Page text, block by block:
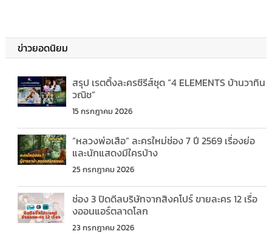
ข่าวยอดนิยม
สรุป เรตติ้งละครซีรีส์ชุด “4 ELEMENTS บ้านวาทิน
วณิช”
15 กรกฎาคม 2026
“หลวงพ่อเสือ” ละครใหม่ช่อง 7 ปี 2569 เรื่องย่อ
และนักแสดงมีใครบ้าง
25 กรกฎาคม 2026
ช่อง 3 ปิดดีลบริษัทจากสิงคโปร์ ขายละคร 12 เรื่อ
งออนแอร์ตลาดโลก
23 กรกฎาคม 2026